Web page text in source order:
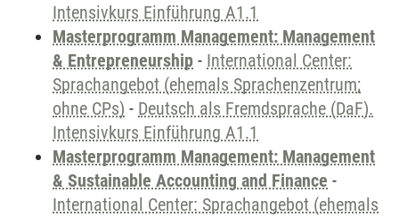
Intensivkurs Einführung A1.1
Masterprogramm Management: Management
& Entrepreneurship - International Center:
Sprachangebot (ehemals Sprachenzentrum;
ohne CPs) - Deutsch als Fremdsprache (DaF).
Intensivkurs Einführung A1.1
Masterprogramm Management: Management
& Sustainable Accounting and Finance -
International Center: Sprachangebot (ehemals